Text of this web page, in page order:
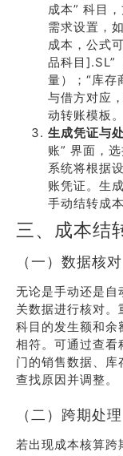
成本” 科目
需求设置，
成本，公式
品科目].SL”
量）；“库存
与借方对应
动转账模板。
生成凭证与
账” 界面，
系统将根据
账凭证。生
手动结转成
三、成本结
（一）数据核对
无论是手动还是自
关数据进行核对。
科目的发生额和余
相符。可通过查看
门的销售数据、
查找原因并调整。
（二）跨期处理
若出现成本核算跨